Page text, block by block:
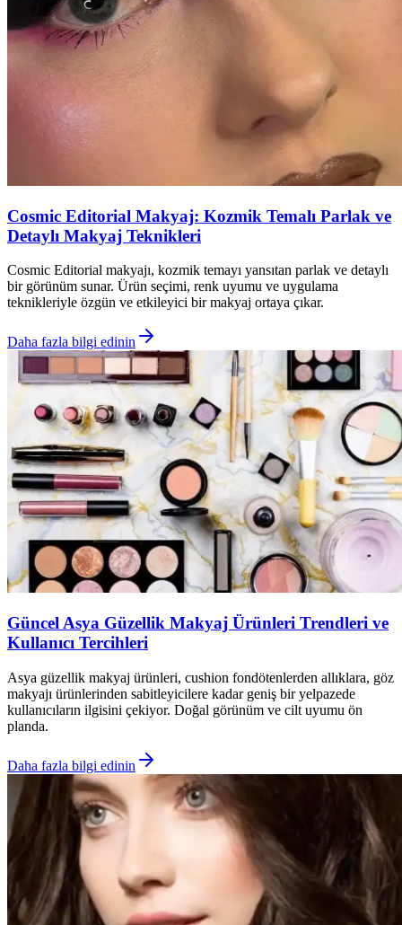
Cosmic Editorial Makyaj: Kozmik Temalı Parlak ve
Detaylı Makyaj Teknikleri
Cosmic Editorial makyajı, kozmik temayı yansıtan parlak ve detaylı
bir görünüm sunar. Ürün seçimi, renk uyumu ve uygulama
teknikleriyle özgün ve etkileyici bir makyaj ortaya çıkar.
Daha fazla bilgi edinin
Güncel Asya Güzellik Makyaj Ürünleri Trendleri ve
Kullanıcı Tercihleri
Asya güzellik makyaj ürünleri, cushion fondötenlerden allıklara, göz
makyajı ürünlerinden sabitleyicilere kadar geniş bir yelpazede
kullanıcıların ilgisini çekiyor. Doğal görünüm ve cilt uyumu ön
planda.
Daha fazla bilgi edinin